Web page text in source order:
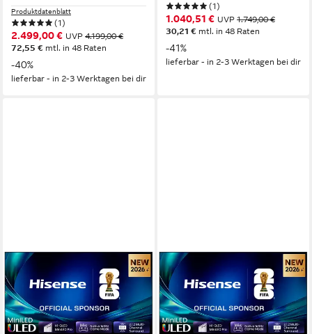
Produktdatenblatt
(1)
2.499,00 € UVP 4.199,00 €
72,55 € mtl. in 48 Raten
-40%
lieferbar - in 2-3 Werktagen bei dir
(1)
1.040,51 € UVP 1.749,00 €
30,21 € mtl. in 48 Raten
-41%
lieferbar - in 2-3 Werktagen bei dir
HISENSE
65U7DS PRO Mini-LED-
Fernseher
164 cm/65 Zoll Diagonale
ULED MiniLED Bildschirmtechnologie
HISENSE
75U7DS PRO Mini-LED-
Fernseher
189 cm/75 Zoll Diagonale
ULED MiniLED Bildschirmtechnologie